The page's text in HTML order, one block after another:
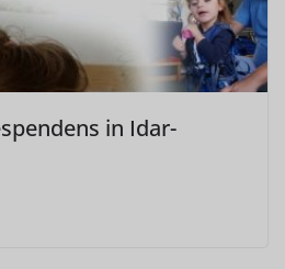
in Idar-